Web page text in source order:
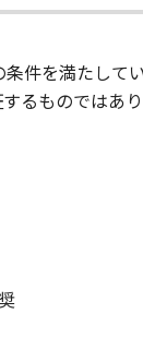
件を満たして
るものではあり